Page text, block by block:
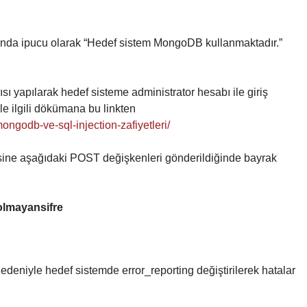
ipucu olarak “Hedef sistem MongoDB kullanmaktadır.”
yapılarak hedef sisteme administrator hesabı ile giriş
ile ilgili dökümana bu linkten
ve-sql-injection-zafiyetleri/
aşağıdaki POST değişkenleri gönderildiğinde bayrak
hedef sistemde error_reporting değiştirilerek hatalar